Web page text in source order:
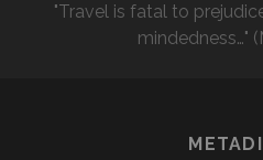
"Travel is fatal to
mindedness…"